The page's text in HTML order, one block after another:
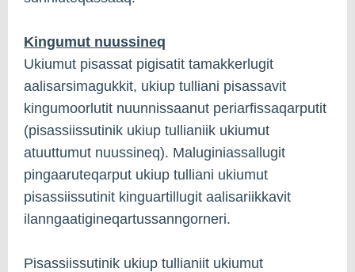
Kingumut nuussineq
Ukiumut pisassat pigisatit tamakkerlugit
aalisarsimagukkit, ukiup tulliani pisassavit
kingumoorlutit nuunnissaanut periarfissaqarputit
(pisassiissutinik ukiup tullianiik ukiumut
atuuttumut nuussineq). Maluginiassallugit
pingaaruteqarput ukiup tulliani ukiumut
pisassiissutinit kinguartillugit aalisariikkavit
ilanngaatigineqartussanngorneri.
Pisassiissutinik ukiup tullianiit ukiumut